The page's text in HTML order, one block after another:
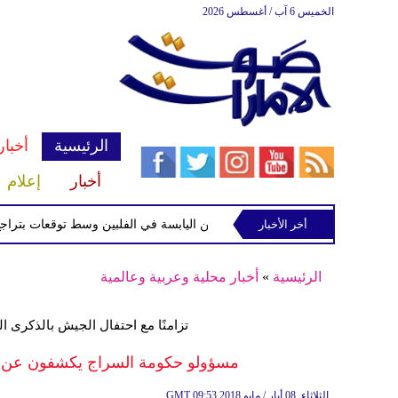
الخميس 6 آب / أغسطس 2026
الرئيسية
أخبار
إعلام
الاستوائية "مايماي" تقترب من اليابسة في الفلبين وسط توقعات بتراجع
أخر الأخبار
الرئيسية » أخبار محلية وعربية وعالمية
تزامنًا مع احتفال الجيش بالذكرى
مسؤولو حكومة السراج يكشفون عن
GMT 09:53 2018 الثلاثاء ,08 أيار / مايو